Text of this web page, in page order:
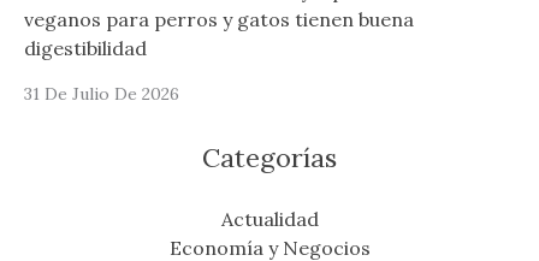
veganos para perros y gatos tienen buena
digestibilidad
31 De Julio De 2026
Categorías
Actualidad
Economía y Negocios